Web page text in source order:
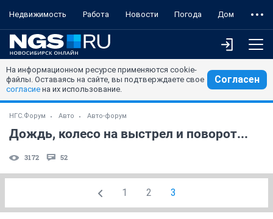
Недвижимость Работа Новости Погода Дом
На информационном ресурсе применяются cookie-
файлы. Оставаясь на сайте, вы подтверждаете свое
согласие на их использование.
Согласен
НГС.Форум Авто Авто-форум
Дождь, колесо на выстрел и поворот...
3172 52
1 2 3